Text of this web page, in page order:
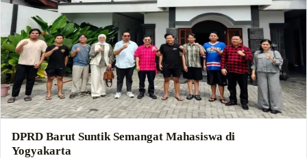
DPRD Barut Suntik Semangat Mahasiswa di
Yogyakarta